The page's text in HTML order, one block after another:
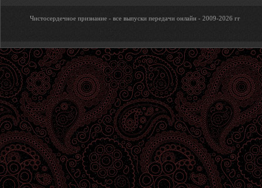
Чистосердечное признание - все выпуски передачи онлайн - 2009-2026 гг